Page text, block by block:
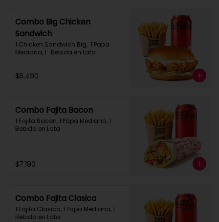
Combo Big Chicken
Sandwich
1 Chicken Sandwich Big,  1 Papa
Mediana, 1   Bebida en Lata
$6.490
Combo Fajita Bacon
1 Fajita Bacon, 1 Papa Mediana, 1
Bebida en Lata
$7.190
Combo Fajita Clasica
1 Fajita Clasica, 1 Papa Mediana, 1
Bebida en Lata